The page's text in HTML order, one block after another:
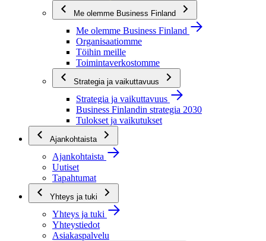
Me olemme Business Finland
Me olemme Business Finland
Organisaatiomme
Töihin meille
Toimintaverkostomme
Strategia ja vaikuttavuus
Strategia ja vaikuttavuus
Business Finlandin strategia 2030
Tulokset ja vaikutukset
Ajankohtaista
Ajankohtaista
Uutiset
Tapahtumat
Yhteys ja tuki
Yhteys ja tuki
Yhteystiedot
Asiakaspalvelu